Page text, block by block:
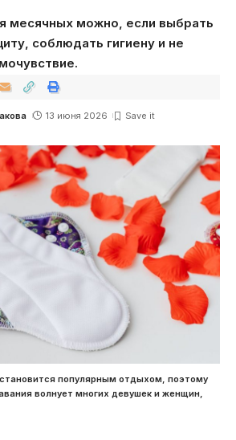
месячных можно, если выбрать
соблюдать гигиену и не
13 июня 2026
популярным отдыхом, поэтому
волнует многих девушек и женщин,